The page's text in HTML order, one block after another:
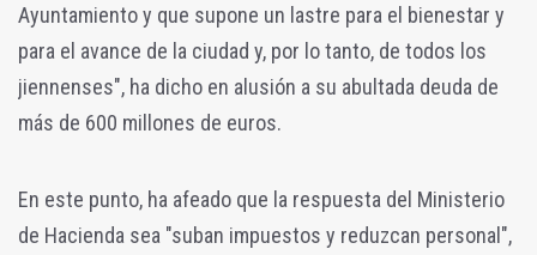
Ayuntamiento y que supone un lastre para el bienestar y
para el avance de la ciudad y, por lo tanto, de todos los
jiennenses", ha dicho en alusión a su abultada deuda de
más de 600 millones de euros.
En este punto, ha afeado que la respuesta del Ministerio
de Hacienda sea "suban impuestos y reduzcan personal",